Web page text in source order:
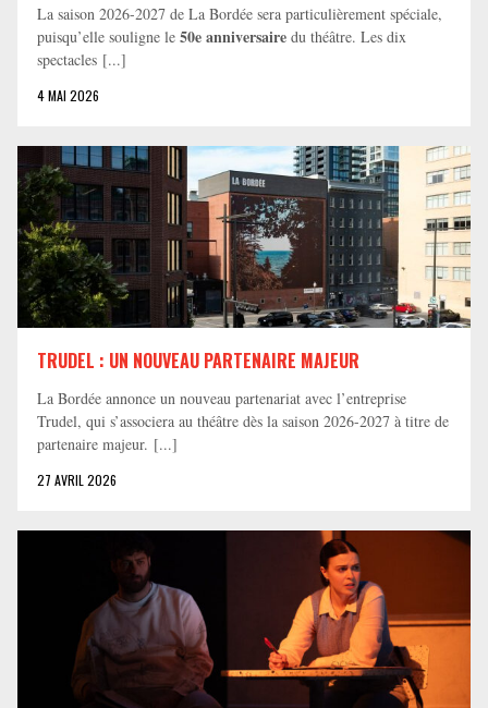
La saison 2026-2027 de La Bordée sera particulièrement spéciale,
puisqu’elle souligne le 50e anniversaire du théâtre. Les dix
spectacles [...]
4 MAI 2026
TRUDEL : UN NOUVEAU PARTENAIRE MAJEUR
La Bordée annonce un nouveau partenariat avec l’entreprise
Trudel, qui s’associera au théâtre dès la saison 2026-2027 à titre de
partenaire majeur. [...]
27 AVRIL 2026